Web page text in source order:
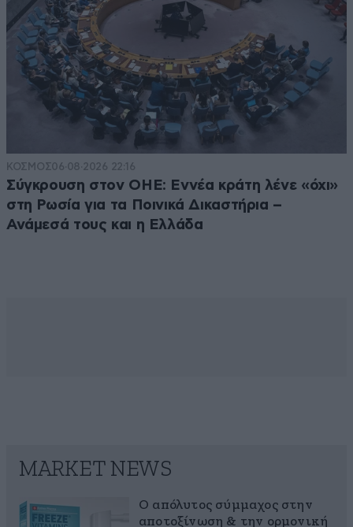
ΚΟΣΜΟΣ06·08·2026 22:16
Σύγκρουση στον ΟΗΕ: Εννέα κράτη λένε «όχι»
στη Ρωσία για τα Ποινικά Δικαστήρια –
Ανάμεσά τους και η Ελλάδα
MARKET NEWS
Ο απόλυτος σύμμαχος στην
αποτοξίνωση & την ορμονική